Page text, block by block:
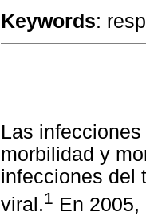
Keywords:
Las
morbilidad y
infecciones del
viral.1 En